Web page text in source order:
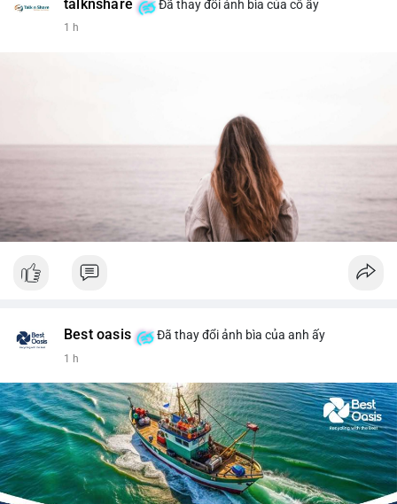
talknshare Đã thay đổi ảnh bìa của cô ấy
1 h
Best oasis Đã thay đổi ảnh bìa của anh ấy
1 h